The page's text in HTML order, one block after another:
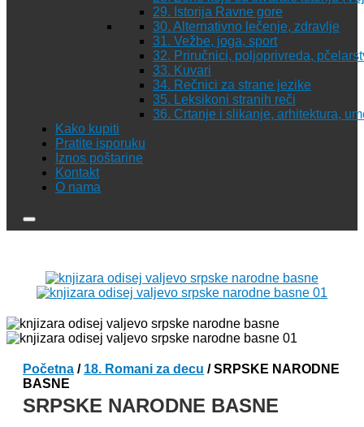
29. Istorija Ravne gore
30. Alternativno lečenje, zdravlje
31. Vežbe, joga, sport
32. Priručnici, poljoprivreda,
33. Kuvari
34. Rečnici za strane jezike
35. Leksikoni stranih reči
36. Crtanje i slikanje, arhitektura,
Kako kupiti
Pratite isporuku
Iznos poštarine
Kontakt
O nama
Početna / 18. Romani za decu / SRPSKE NARODNE
BASNE
SRPSKE NARODNE BASNE